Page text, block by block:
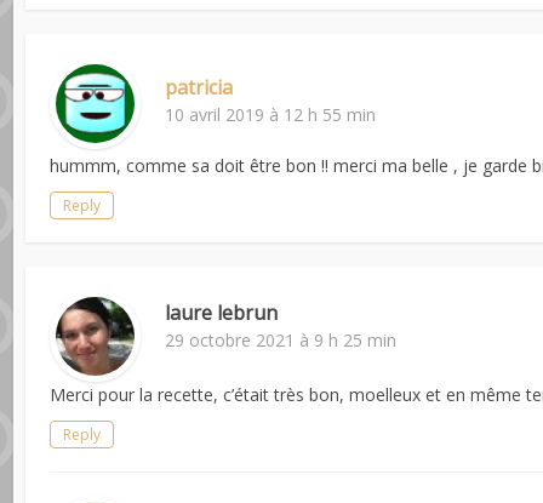
patricia
10 avril 2019 à 12 h 55 min
hummm, comme sa doit être bon !! merci ma belle , je garde
Reply
laure lebrun
29 octobre 2021 à 9 h 25 min
Merci pour la recette, c’était très bon, moelleux et en même
Reply